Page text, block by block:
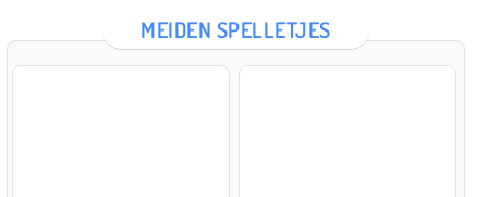
MEIDEN SPELLETJES